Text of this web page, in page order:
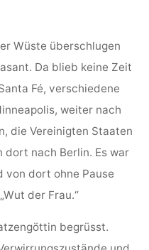
Wüste überschlugen
Da blieb keine Zeit
Fé, verschiedene
weiter nach
die Vereinigten Staaten
dort nach Berlin. Es war
von dort ohne Pause
der Frau.“
begrüsst.